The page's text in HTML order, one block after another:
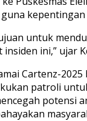
kepentingan
untuk
ini,” ujar
Cartenz-
patroli
potensi